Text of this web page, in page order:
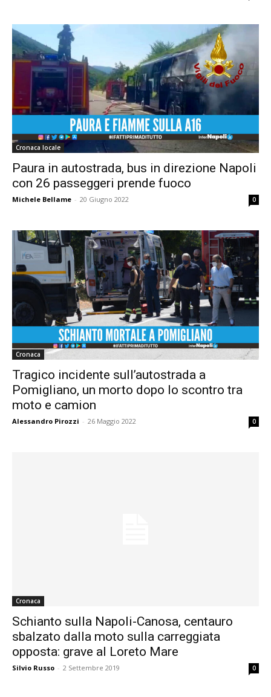
Cronaca locale
Paura in autostrada, bus in direzione Napoli
con 26 passeggeri prende fuoco
Michele Bellame - 20 Giugno 2022 0
Cronaca
Tragico incidente sull’autostrada a
Pomigliano, un morto dopo lo scontro tra
moto e camion
Alessandro Pirozzi - 26 Maggio 2022 0
Cronaca
Schianto sulla Napoli-Canosa, centauro
sbalzato dalla moto sulla carreggiata
opposta: grave al Loreto Mare
Silvio Russo - 2 Settembre 2019 0